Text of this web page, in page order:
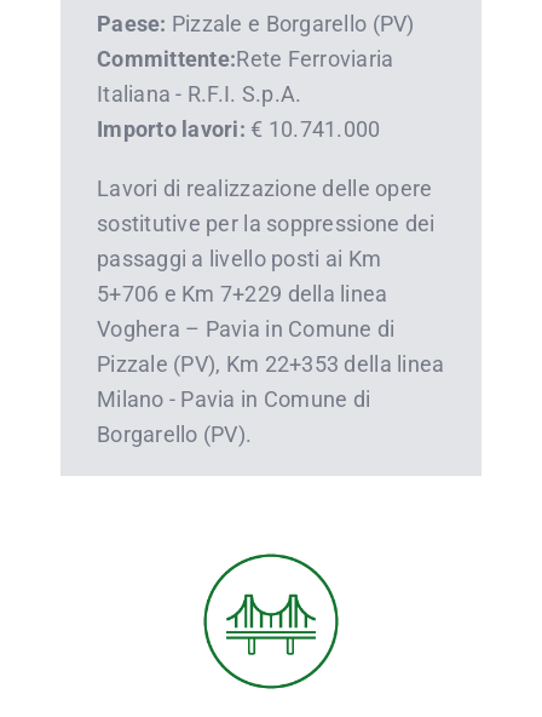
Paese: Pizzale e Borgarello (PV)
Committente:Rete Ferroviaria
Italiana - R.F.I. S.p.A.
Importo lavori: € 10.741.000
Lavori di realizzazione delle opere
sostitutive per la soppressione dei
passaggi a livello posti ai Km
5+706 e Km 7+229 della linea
Voghera – Pavia in Comune di
Pizzale (PV), Km 22+353 della linea
Milano - Pavia in Comune di
Borgarello (PV).